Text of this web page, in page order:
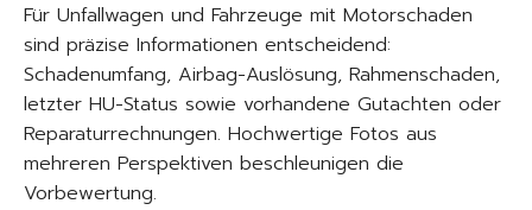
Für Unfallwagen und Fahrzeuge mit Motorschaden
sind präzise Informationen entscheidend:
Schadenumfang, Airbag-Auslösung, Rahmenschaden,
letzter HU-Status sowie vorhandene Gutachten oder
Reparaturrechnungen. Hochwertige Fotos aus
mehreren Perspektiven beschleunigen die
Vorbewertung.